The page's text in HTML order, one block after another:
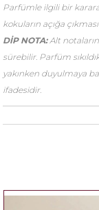
Parfümle ilgili bir
kokuların açığa
DİP NOTA: Alt
sürebilir. Parfüm
yakınken duyulmaya
ifadesidir.